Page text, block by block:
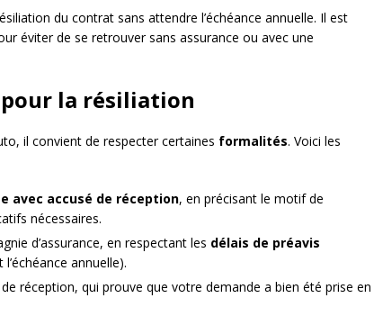
du contrat sans attendre l’échéance annuelle. Il est
éviter de se retrouver sans assurance ou avec une
la résiliation
il convient de respecter certaines formalités. Voici les
avec accusé de réception, en précisant le motif de
nécessaires.
d’assurance, en respectant les délais de préavis
annuelle).
réception, qui prouve que votre demande a bien été prise en